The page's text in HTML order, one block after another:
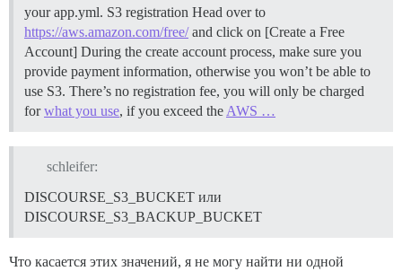
your app.yml. S3 registration Head over to
https://aws.amazon.com/free/and click on [Create a Free
Account] During the create account process, make sure you
provide payment information, otherwise you won’t be able to
use S3. There’s no registration fee, you will only be charged
forwhat you use, if you exceed the AWS …
schleifer:
DISCOURSE_S3_BUCKET или
DISCOURSE_S3_BACKUP_BUCKET
Что касается этих значений, я не могу найти ни одной